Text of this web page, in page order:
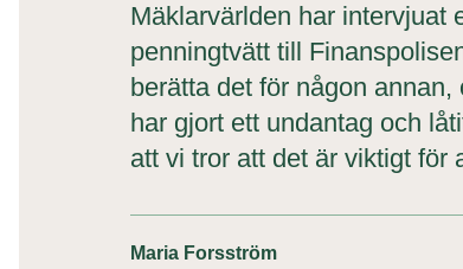
Mäklarvärlden har intervjuat
penningtvätt till
berätta det för någon
har gjort ett undantag och
att vi tror att det är viktigt
Maria Forsström